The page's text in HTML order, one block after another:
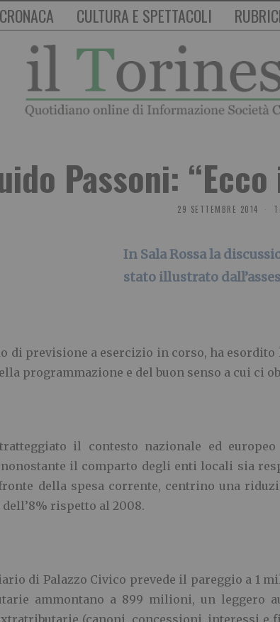
CRONACA CULTURA E SPETTACOLI
Passoni:
29 SETTEMBRE 2014
In Sala Rossa la
stato illustrato
di previsione a esercizio in corso, ha esordito
programmazione e del buon senso a cui ci
il contesto nazionale ed
il comparto degli enti locali sia
della spesa corrente, centrino una
rispetto al 2008.
di Palazzo Civico prevede il pareggio a 1
ammontano a 899 milioni, un leggero